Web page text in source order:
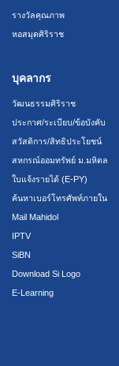
รางวัลคุณภาพ
หอสมุดศิริราช
บุคลากร
วัฒนธรรมศิริราช
ประกาศ/ระเบียบ/ข้อบังคับ
สวัสดิการ/สิทธิประโยชน์
สหกรณ์ออมทรัพย์ ม.มหิดล
ใบแจ้งรายได้ (E-PY)
ค้นหาเบอร์โทรศัพท์ภายใน
Mail Mahidol
IPTV
SiBN
Download Si Logo
E-Learning